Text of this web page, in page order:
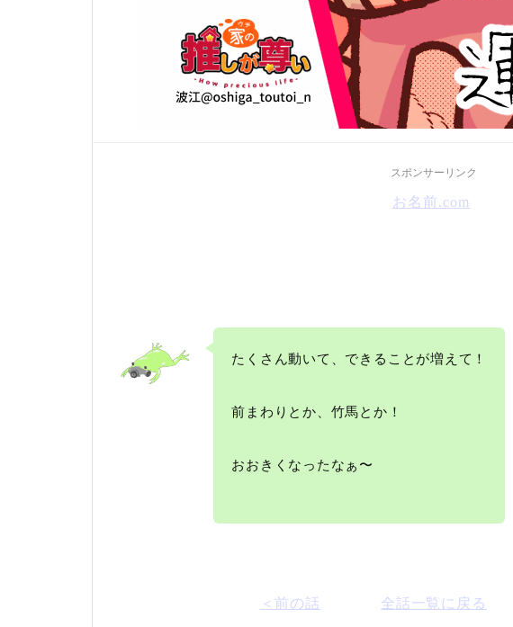
スポンサーリンク
お名前.com
たくさん動いて、できることが増えて！
前まわりとか、竹馬とか！
おおきくなったなぁ〜
＜前の話 全話一覧に戻る